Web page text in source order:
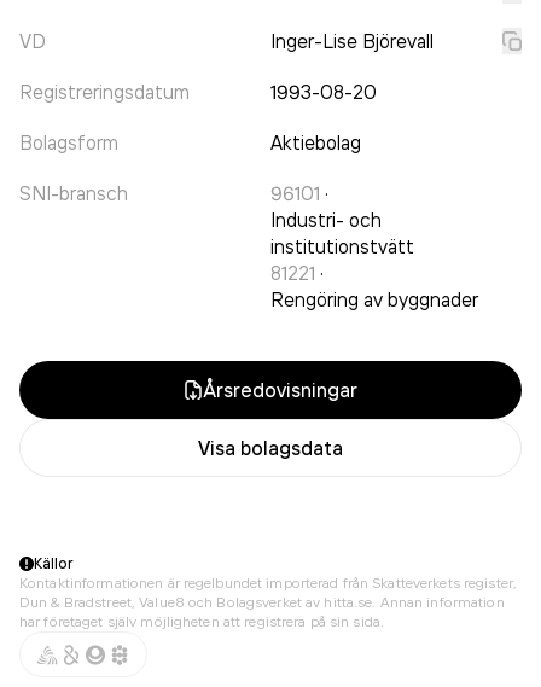
VD Inger-Lise Björevall
Registreringsdatum 1993-08-20
Bolagsform Aktiebolag
SNI-bransch 96101 ·
Industri- och
institutionstvätt
81221 ·
Rengöring av byggnader
Årsredovisningar
Visa bolagsdata
Källor
Kontaktinformationen är regelbundet importerad från Skatteverkets register,
Dun & Bradstreet, Value8 och Bolagsverket av hitta.se. Annan information
har företaget själv möjligheten att registrera på sin sida.